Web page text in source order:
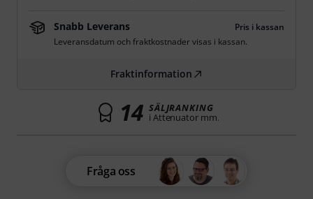
Snabb Leverans
Pris i kassan
Leveransdatum och fraktkostnader visas i kassan.
Fraktinformation
14 SÄLJRANKING
i Attenuator mm.
Fråga oss